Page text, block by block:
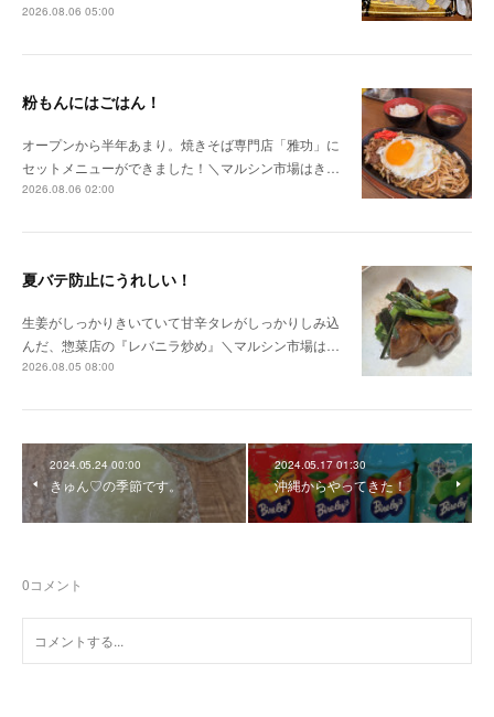
2026.08.06 05:00
粉もんにはごはん！
オープンから半年あまり。焼きそば専門店「雅功」に
セットメニューができました！＼マルシン市場はき…
2026.08.06 02:00
夏バテ防止にうれしい！
生姜がしっかりきいていて甘辛タレがしっかりしみ込
んだ、惣菜店の『レバニラ炒め』＼マルシン市場は…
2026.08.05 08:00
2024.05.24 00:00
きゅん♡の季節です。
2024.05.17 01:30
沖縄からやってきた！
0コメント